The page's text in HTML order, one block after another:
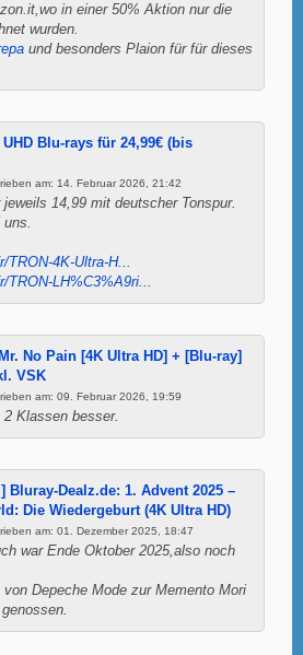
in einer 50% Aktion nur die
wurden.
und besonders Plaion für für dieses
Blu-rays für 24,99€ (bis
am: 14. Februar 2026, 21:42
14,99 mit deutscher Tonspur.
4K-Ultra-H...
LH%C3%A9ri...
No Pain [4K Ultra HD] + [Blu-ray]
VSK
am: 09. Februar 2026, 19:59
Klassen besser.
Bluray-Dealz.de: 1. Advent 2025 –
Die Wiedergeburt (4K Ultra HD)
am: 01. Dezember 2025, 18:47
war Ende Oktober 2025,also noch
Depeche Mode zur Memento Mori